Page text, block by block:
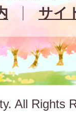
サイ
All Rights